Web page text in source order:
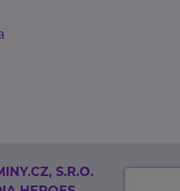
S.R.O.